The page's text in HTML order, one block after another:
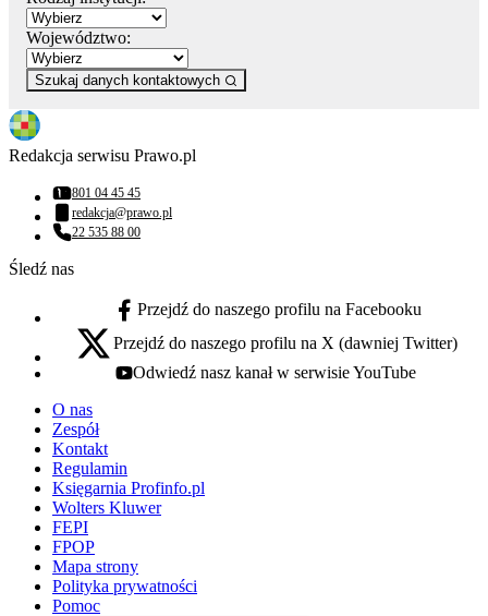
Województwo:
Szukaj danych kontaktowych
Redakcja serwisu Prawo.pl
Numer telefonu:
801 04 45 45
Adres email:
redakcja@prawo.pl
Numer telefonu:
22 535 88 00
Śledź nas
facebook - otwiera się w nowej karcie
Przejdź do naszego profilu na Facebooku
x - otwiera się w nowej karcie
Przejdź do naszego profilu na X (dawniej Twitter)
youtube - otwiera się w nowej karcie
Odwiedź nasz kanał w serwisie YouTube
O nas
Zespół
Kontakt
Regulamin
Księgarnia Profinfo.pl
Wolters Kluwer
FEPI
FPOP
Mapa strony
Polityka prywatności
Pomoc